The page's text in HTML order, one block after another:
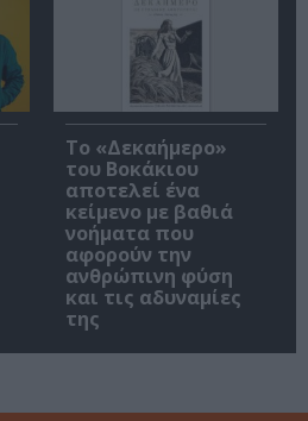
Το «Δεκαήμερο»
του Βοκάκιου
αποτελεί ένα
κείμενο με βαθιά
νοήματα που
αφορούν την
ανθρώπινη φύση
και τις αδυναμίες
της